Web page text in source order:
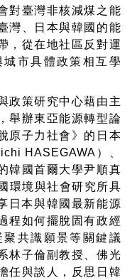
對臺灣非核減煤之能
灣、日本與韓國的能
，從在地社區反對運
市具體政策相互學
策研究中心藉由主
舉辦東亞能源轉型論
原子力社會》的日本
HASEGAWA）、
韓國首爾大學尹順真
環境與社會研究所具
日本與韓國最新能源
程如何擺脫固有政經
共識願景等關鍵議
林子倫副教授、佛光
任與談人，反思日韓